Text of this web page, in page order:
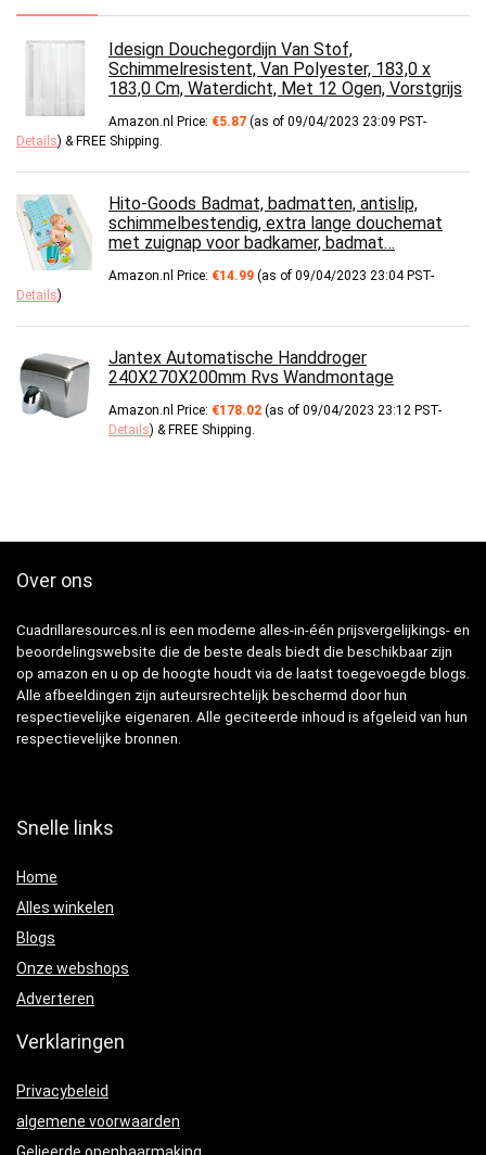
Idesign Douchegordijn Van Stof,
Schimmelresistent, Van Polyester, 183,0 x
183,0 Cm, Waterdicht, Met 12 Ogen, Vorstgrijs
Amazon.nl Price: €5.87 (as of 09/04/2023 23:09 PST-
Details) & FREE Shipping.
Hito-Goods Badmat, badmatten, antislip,
schimmelbestendig, extra lange douchemat
met zuignap voor badkamer, badmat…
Amazon.nl Price: €14.99 (as of 09/04/2023 23:04 PST-
Details)
Jantex Automatische Handdroger
240X270X200mm Rvs Wandmontage
Amazon.nl Price: €178.02 (as of 09/04/2023 23:12 PST-
Details) & FREE Shipping.
Over ons
Cuadrillaresources.nl is een moderne alles-in-één prijsvergelijkings- en
beoordelingswebsite die de beste deals biedt die beschikbaar zijn
op amazon en u op de hoogte houdt via de laatst toegevoegde blogs.
Alle afbeeldingen zijn auteursrechtelijk beschermd door hun
respectievelijke eigenaren. Alle geciteerde inhoud is afgeleid van hun
respectievelijke bronnen.
Snelle links
Home
Alles winkelen
Blogs
Onze webshops
Adverteren
Verklaringen
Privacybeleid
algemene voorwaarden